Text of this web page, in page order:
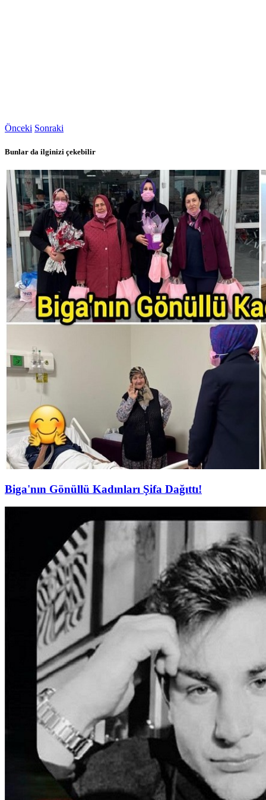
Önceki Sonraki
Bunlar da ilginizi çekebilir
Biga'nın Gönüllü Kadınları Şifa Dağıttı!